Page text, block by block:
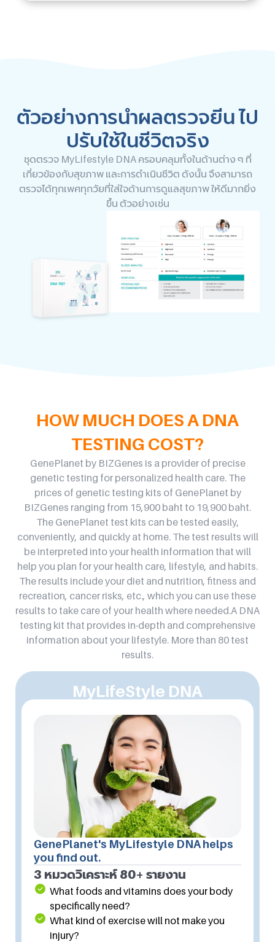
ตัวอย่างการนำผลตรวจยีน ไป
ปรับใช้ในชีวิตจริง
ชุดตรวจ MyLifestyle DNA ครอบคลุมทั้งในด้านต่าง ๆ ที่
เกี่ยวข้องกับสุขภาพ และการดำเนินชีวิต ดังนั้น จึงสามารถ
ตรวจได้ทุกเพศทุกวัยที่ใส่ใจด้านการดูแลสุขภาพ ให้ดีมากยิ่ง
ขึ้น ตัวอย่างเช่น
HOW MUCH DOES A DNA
TESTING COST?
GenePlanet by BIZGenes is a provider of precise
genetic testing for personalized health care. The
prices of genetic testing kits of GenePlanet by
BIZGenes ranging from 15,900 baht to 19,900 baht.
The GenePlanet test kits can be tested easily,
conveniently, and quickly at home. The test results will
be interpreted into your health information that will
help you plan for your health care, lifestyle, and habits.
The results include your diet and nutrition, fitness and
recreation, cancer risks, etc., which you can use these
results to take care of your health where needed.A DNA
testing kit that provides in-depth and comprehensive
information about your lifestyle. More than 80 test
results.
MyLifeStyle DNA
GenePlanet's MyLifestyle DNA helps
you find out.
3 หมวดวิเคราะห์ 80+ รายงาน
What foods and vitamins does your body
specifically need?
What kind of exercise will not make you
injury?